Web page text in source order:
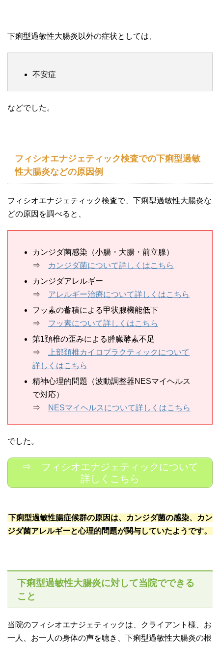
下痢型過敏性大腸炎以外の症状としては、
不安症
などでした。
フィシオエナジェティック検査での下痢型過敏
性大腸炎などの原因例
フィシオエナジェティック検査で、下痢型過敏性大腸炎な
どの原因を調べると、
カンジダ菌感染（小腸・大腸・前立腺）
⇒
カンジダ菌について詳しくはこちら
カンジダアレルギー
⇒ アレルギー治療について詳しくはこちら
フッ素の蓄積による甲状腺機能低下
⇒ フッ素について詳しくはこちら
第1頚椎の歪みによる膵臓酵素不足
⇒
上部頚椎カイロプラクティックについて
詳しくはこちら
精神心理的問題（波動調整器NESマイヘルス
で対応）
⇒
NESマイヘルスについて詳しくはこちら
でした。
⇒ フィシオエナジェティックについて
詳しくこちら
下痢型過敏性腸症候群の原因は、カンジダ菌の感染、カン
ジダ菌アレルギーと心理的問題が関与していたようです。
下痢型過敏性大腸炎に対して当院でできる
こと
当院のフィシオエナジェティックは、クライアント様、お
一人、お一人の身体の声を聴き、下痢型過敏性大腸炎の根